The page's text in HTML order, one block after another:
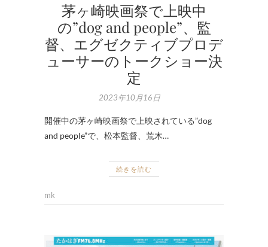
茅ヶ崎映画祭で上映中
の”dog and people”、監
督、エグゼクティブプロデ
ューサーのトークショー決
定
2023年10月16日
開催中の茅ヶ崎映画祭で上映されている”dog
and people”で、松本監督、荒木…
続きを読む
mk